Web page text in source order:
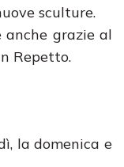
sculture.
anche grazie al
Repetto.
la domenica e